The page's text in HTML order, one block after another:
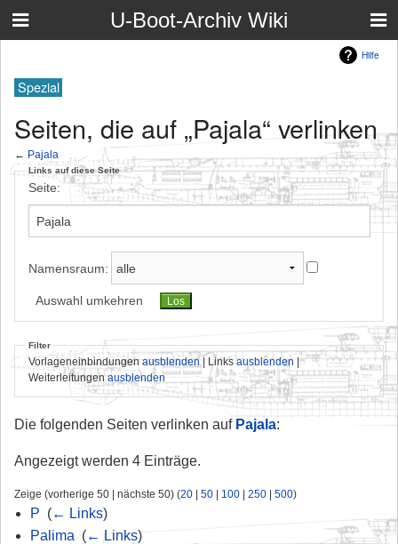
U-Boot-Archiv Wiki
Hilfe
Spezial
Seiten, die auf „Pajala“ verlinken
← Pajala
Links auf diese Seite
Seite:
Namensraum:
Auswahl umkehren
Filter
Vorlageneinbindungenausblenden| Linksausblenden |
Weiterleitungenausblenden
Die folgenden Seiten verlinken auf Pajala:
Angezeigt werden 4 Einträge.
Zeige (vorherige 50 | nächste 50) (20 | 50 | 100 | 250 | 500)
P (← Links)
Palima (← Links)